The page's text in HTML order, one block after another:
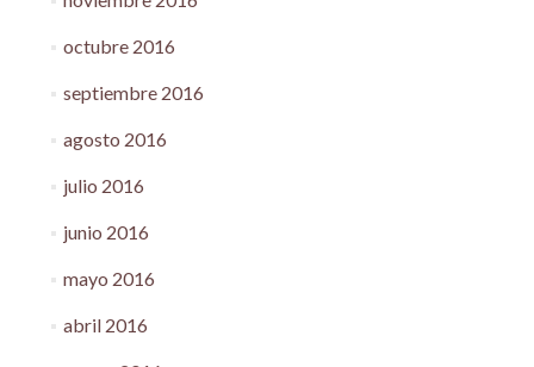
octubre 2016
septiembre 2016
agosto 2016
julio 2016
junio 2016
mayo 2016
abril 2016